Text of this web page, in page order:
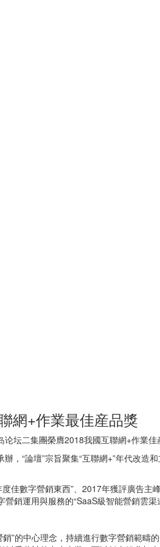
網+作業最佳産品獎
坛二集團榮膺2018我國互聯網+作業佳
，“論壇”宗旨聚集“互聯網+”年代改
佳數字營銷東西”、2017年獲評廣告
銷運用與服務的“SaaS級智能營銷雲渠
”的中心理念，持續進行數字營銷範